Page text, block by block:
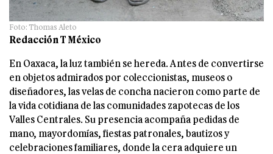
Foto: Thomas Aleto
Redacción T México
En Oaxaca, la luz también se hereda. Antes de convertirse
en objetos admirados por coleccionistas, museos o
diseñadores, las velas de concha nacieron como parte de
la vida cotidiana de las comunidades zapotecas de los
Valles Centrales. Su presencia acompaña pedidas de
mano, mayordomías, fiestas patronales, bautizos y
celebraciones familiares, donde la cera adquiere un